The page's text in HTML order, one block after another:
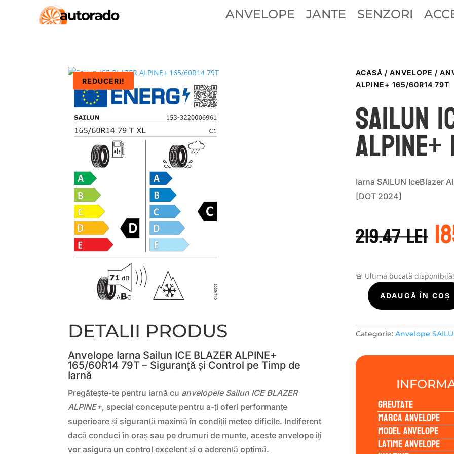
ANVELOPE JANTE SENZORI
REDUCERI!
DETALII PRODUS
Anvelope Iarna Sailun ICE BLAZER ALPINE+
165/60R14 79T – Siguranță și Control pe Timp de
Iarnă
Pregătește-te pentru iarnă cu anvelopele Sailun ICE BLAZER
ALPINE+, special concepute pentru a-ți oferi performanțe
superioare și siguranță maximă în condiții meteo dificile. Indiferent
dacă conduci în oraș sau pe drumuri de munte, aceste anvelope iți
vor asigura un control excelent și o aderență optimă.
ACASĂ / ANVELOPE /
ALPINE+ 165/60R14 79T
Sailun
Iarna SAILUN IceBlazer
[DOT 2024]
219.47lei a
🚨 Ultima bucată
Cantitate
Sailun
ICE
BLAZER
165/60R14
79T
ADAUGĂ ÎN COȘ
Categorie: Anvelope
Greutate
Marca anvelope
Model anvelope
Latime anvelope